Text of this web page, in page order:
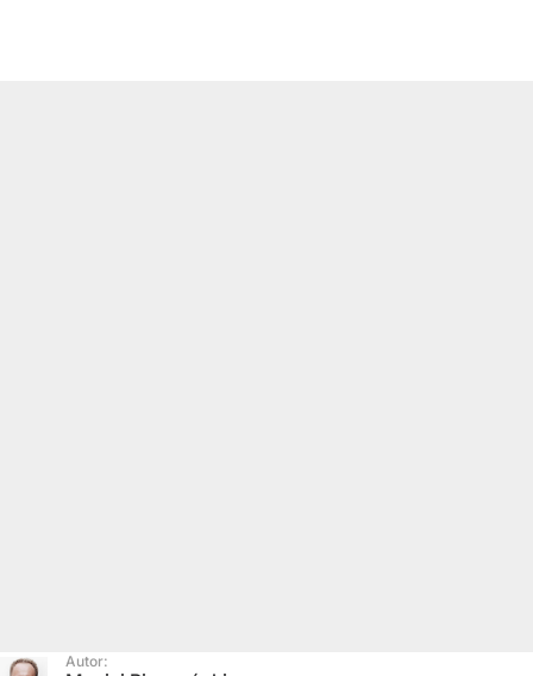
Autor: